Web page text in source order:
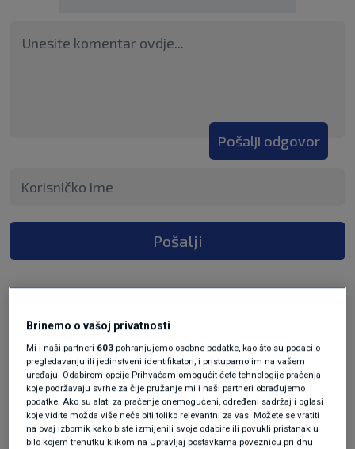
Pošalji odgovor
Pošalji
Oglas
Brinemo o vašoj privatnosti
Mi i naši partneri 603 pohranjujemo osobne podatke, kao što su podaci o
pregledavanju ili jedinstveni identifikatori, i pristupamo im na vašem
uređaju. Odabirom opcije Prihvaćam omogućit ćete tehnologije praćenja
koje podržavaju svrhe za čije pružanje mi i naši partneri obrađujemo
podatke. Ako su alati za praćenje onemogućeni, određeni sadržaj i oglasi
koje vidite možda više neće biti toliko relevantni za vas. Možete se vratiti
na ovaj izbornik kako biste izmijenili svoje odabire ili povukli pristanak u
bilo kojem trenutku klikom na Upravljaj postavkama poveznicu pri dnu